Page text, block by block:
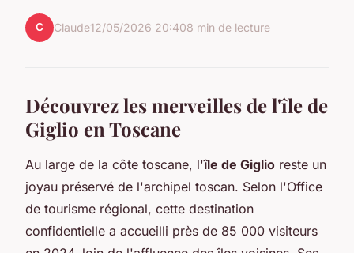
C Claude12/05/2026 20:408 min de lecture
Découvrez les merveilles de l'île de
Giglio en Toscane
Au large de la côte toscane, l'île de Giglio reste un
joyau préservé de l'archipel toscan. Selon l'Office
de tourisme régional, cette destination
confidentielle a accueilli près de 85 000 visiteurs